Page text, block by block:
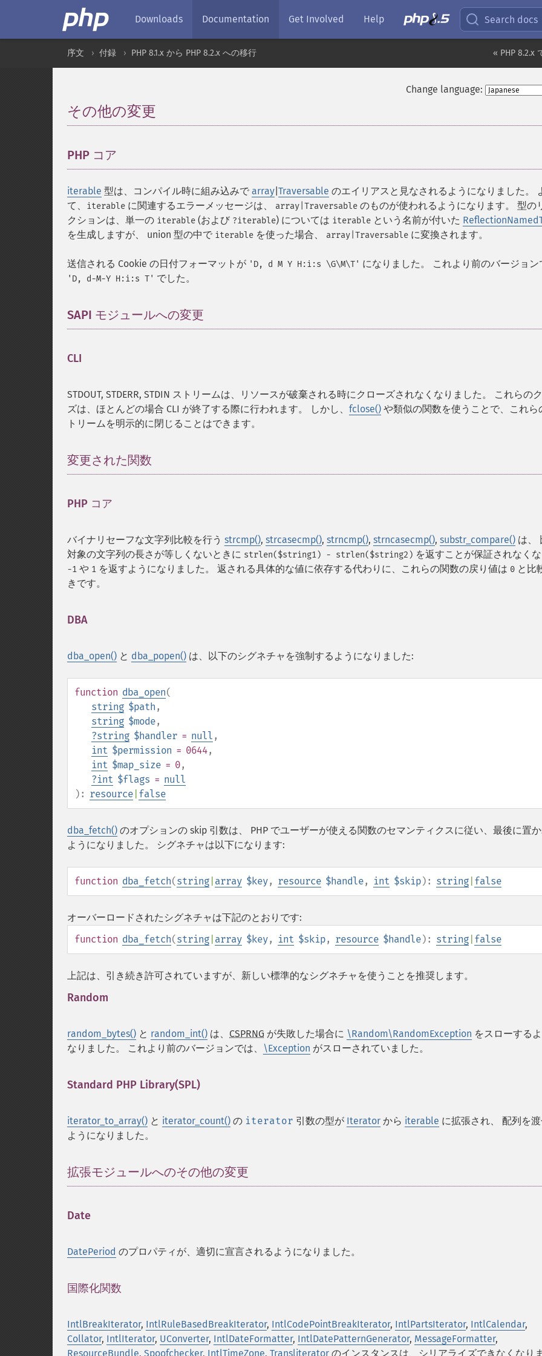
Downloads Documentation Get Involved Help Search docs
« PHP 8.2.x
序文 付録 PHP 8.1.x から PHP 8.2.x への移行
Change language:
その他の変更
PHP コア
iterable 型は、コンパイル時に組み込みで array Traversable のエイリアスと見なされるようになりました。
て、
iterable に関連するエラーメッセージは、 array|Traversable のものが使われるようになります。 型の
クションは、単一の iterable (および ?iterable) については iterable という名前が付いた
を生成しますが、 union 型の中で iterable を使った場合、 array|Traversable に変換されます。
送信される Cookie の日付フォーマットが 'D, d M Y H:i:s \G\M\T' になりました。 これより前のバージョン
'D, d-M-Y H:i:s T' でした。
SAPI モジュールへの変更
CLI
STDOUT, STDERR, STDIN ストリームは、リソースが破棄される時にクローズされなくなりました。 これらの
ズは、ほとんどの場合 CLI が終了する際に行われます。 しかし、 fclose() や類似の関数を使うことで、これら
トリームを明示的に閉じることはできます。
変更された関数
PHP コア
バイナリセーフな文字列比較を行う strcmp(), strcasecmp(), strncmp(), strncasecmp(), substr_compare() は、
対象の文字列の長さが等しくないときに strlen($string1) - strlen($string2) を返すことが保証されなくな
-1 や 1 を返すようになりました。 返される具体的な値に依存する代わりに、これらの関数の戻り値は 0 と比
きです。
DBA
dba_open() と dba_popen() は、以下のシグネチャを強制するようになりました:
function dba_open(
string $path ,
string $mode,
?string $handler = null ,
int $permission = 0644,
int $map_size = 0,
?int $flags = null
): resource false
dba_fetch() のオプションの skip 引数は、 PHP でユーザーが使える関数のセマンティクスに従い、最後に置
ようになりました。 シグネチャは以下になります:
function dba_fetch(string array $key, resource $handle, int $skip): string false
オーバーロードされたシグネチャは下記のとおりです:
function dba_fetch(string array $key, int $skip, resource $handle): string false
上記は、引き続き許可されていますが、新しい標準的なシグネチャを使うことを推奨します。
Random
random_bytes() と random_int() は、 CSPRNG が失敗した場合に \Random\RandomException をスローする
なりました。 これより前のバージョンでは、 \Exception がスローされていました。
Standard PHP Library(SPL)
iterator_to_array() と iterator_count() の iterator 引数の型が Iterator から iterable に拡張され、 配列を
ようになりました。
拡張モジュールへのその他の変更
Date
DatePeriod のプロパティが、適切に宣言されるようになりました。
国際化関数
IntlBreakIterator, IntlRuleBasedBreakIterator, IntlCodePointBreakIterator, IntlPartsIterator, IntlCalendar,
Collator, IntlIterator, UConverter, IntlDateFormatter, IntlDatePatternGenerator, MessageFormatter,
ResourceBundle, Spoofchecker, IntlTimeZone, Transliterator のインスタンスは、シリアライズできなくなり